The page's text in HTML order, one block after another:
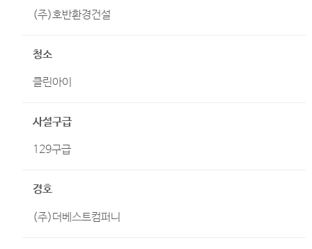
(주)호반환경건설
청소
클린아이
사설구급
129구급
경호
(주)더베스트컴퍼니